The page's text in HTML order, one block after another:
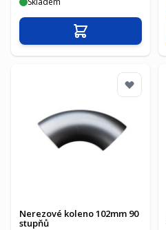
Přidat do košíku
Nerezové koleno 102mm 90
stupňů